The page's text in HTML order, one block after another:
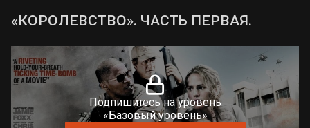
«КОРОЛЕВСТВО». ЧАСТЬ ПЕРВАЯ.
Подпишитесь на уровень
«Базовый уровень»